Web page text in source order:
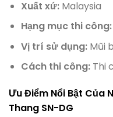
Xuất xứ:Malaysia
Hạng mục thi công:
Vị trí sử dụng:Mũi
Cách thi công:Thi
Ưu Điểm Nổi Bật Của
Thang SN-DG